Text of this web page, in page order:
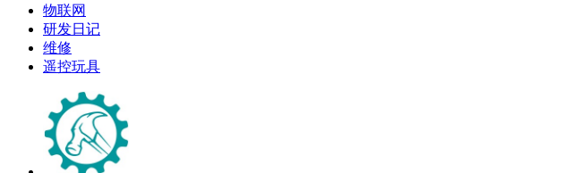
物联网
研发日记
维修
遥控玩具